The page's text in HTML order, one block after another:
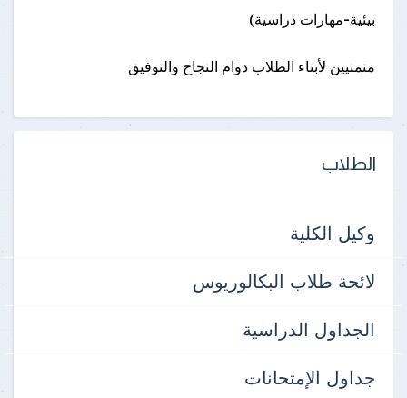
بيئية-مهارات دراسية)
متمنيين لأبناء الطلاب دوام النجاح والتوفيق
الطلاب
وكيل الكلية
لائحة طلاب البكالوريوس
الجداول الدراسية
جداول الإمتحانات